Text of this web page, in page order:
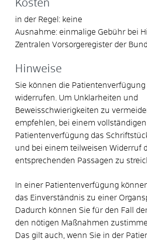
Kosten
in der Regel: keine
Ausnahme: einmalige Gebühr bei
Zentralen Vorsorgeregister der
Hinweise
Sie können die
widerrufen. Um Unklarheiten und
Beweisschwierigkeiten zu
empfehlen, bei einem
Patientenverfügung das
und bei einem teilweisen Widerruf
entsprechenden Passagen zu
In einer Patientenverfügung
das Einverständnis zu einer
Dadurch können Sie für den Fall
den nötigen Maßnahmen
Das gilt auch, wenn Sie in der